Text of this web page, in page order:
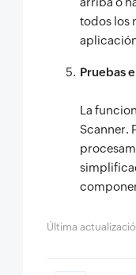
todos los
Pruebas
La
Scanner.
Última